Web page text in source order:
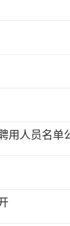
用人员名单